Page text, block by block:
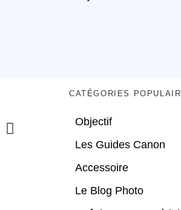
CATÉGORIES
Objectif
Les Guides Canon
Accessoire
Le Blog Photo